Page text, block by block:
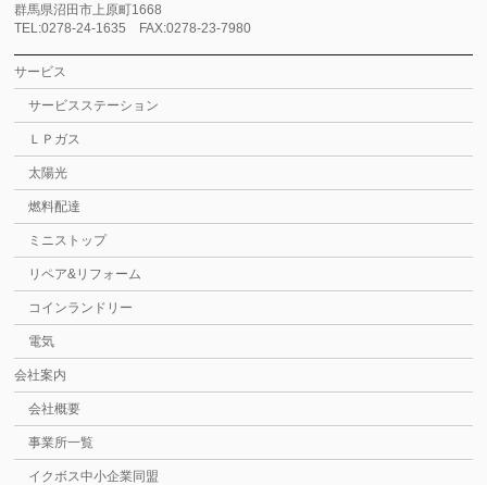
群馬県沼田市上原町1668
TEL:0278-24-1635 FAX:0278-23-7980
サービス
サービスステーション
ＬＰガス
太陽光
燃料配達
ミニストップ
リペア&リフォーム
コインランドリー
電気
会社案内
会社概要
事業所一覧
イクボス中小企業同盟